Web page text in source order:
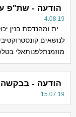
הודעה - שת"פ
4.08.19
...ית ומהנדסת בנין
לנושאים
מוזמנתלפנותאלי בטלפון:
הודעה -
15.07.19